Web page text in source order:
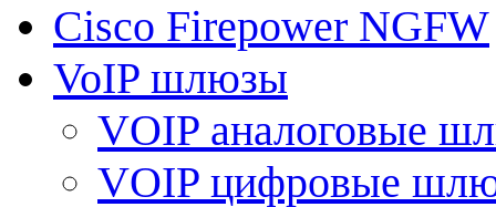
Cisco Firepower NGFW
VoIP шлюзы
VOIP аналоговые
VOIP цифровые